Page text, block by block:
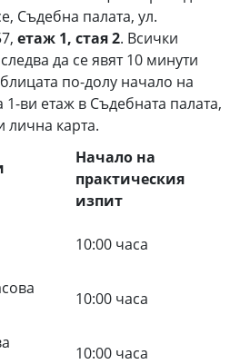
Съдебна палата, ул.
етаж 1, стая 2. Всички
да се явят 10 минути
по-долу начало на
1-ви етаж в Съдебната палата,
лична карта.
Начало на
практическия
изпит
10:00 часа
10:00 часа
10:00 часа